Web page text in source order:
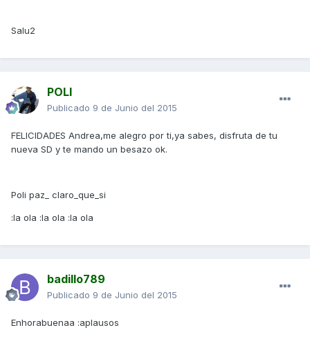
Salu2
POLI
Publicado 9 de Junio del 2015
FELICIDADES Andrea,me alegro por ti,ya sabes, disfruta de tu
nueva SD y te mando un besazo ok.
Poli paz_ claro_que_si
:la ola :la ola :la ola
badillo789
Publicado 9 de Junio del 2015
Enhorabuenaa :aplausos